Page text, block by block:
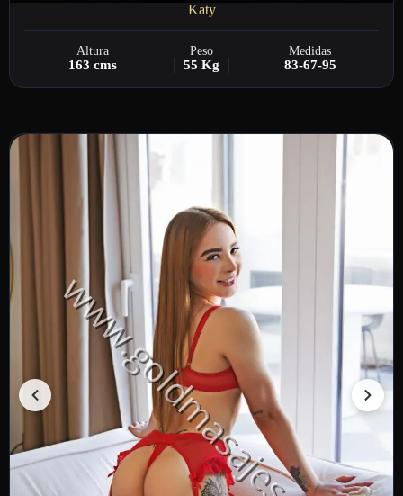
Katy
Altura Peso Medidas
163 cms 55 Kg 83-67-95